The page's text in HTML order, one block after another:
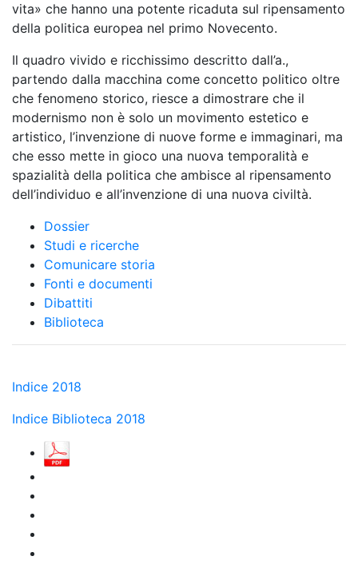
vita» che hanno una potente ricaduta sul ripensamento
della politica europea nel primo Novecento.
Il quadro vivido e ricchissimo descritto dall’a.,
partendo dalla macchina come concetto politico oltre
che fenomeno storico, riesce a dimostrare che il
modernismo non è solo un movimento estetico e
artistico, l’invenzione di nuove forme e immaginari, ma
che esso mette in gioco una nuova temporalità e
spazialità della politica che ambisce al ripensamento
dell’individuo e all’invenzione di una nuova civiltà.
Dossier
Studi e ricerche
Comunicare storia
Fonti e documenti
Dibattiti
Biblioteca
Indice 2018
Indice Biblioteca 2018